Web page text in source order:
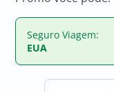
Seguro Viagem:
EUA